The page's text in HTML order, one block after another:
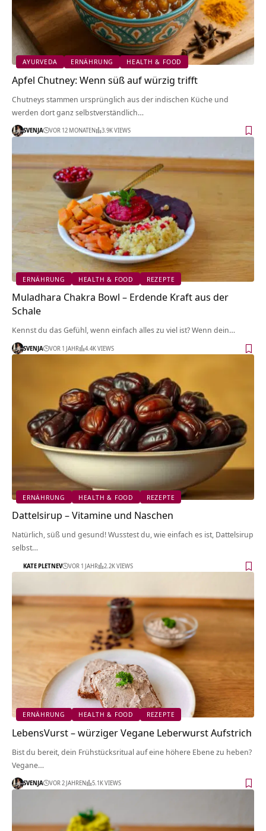
AYURVEDA ERNÄHRUNG HEALTH & FOOD
Apfel Chutney: Wenn süß auf würzig trifft
Chutneys stammen ursprünglich aus der indischen Küche und
werden dort ganz selbstverständlich…
SVENJA VOR 12 MONATEN 3.9K VIEWS
ERNÄHRUNG HEALTH & FOOD REZEPTE
Muladhara Chakra Bowl – Erdende Kraft aus der
Schale
Kennst du das Gefühl, wenn einfach alles zu viel ist? Wenn dein…
SVENJA VOR 1 JAHR 4.4K VIEWS
ERNÄHRUNG HEALTH & FOOD REZEPTE
Dattelsirup – Vitamine und Naschen
Natürlich, süß und gesund! Wusstest du, wie einfach es ist, Dattelsirup
selbst…
KATE PLETNEV VOR 1 JAHR 2.2K VIEWS
ERNÄHRUNG HEALTH & FOOD REZEPTE
LebensVurst – würziger Vegane Leberwurst Aufstrich
Bist du bereit, dein Frühstücksritual auf eine höhere Ebene zu heben?
Vegane…
SVENJA VOR 2 JAHREN 5.1K VIEWS